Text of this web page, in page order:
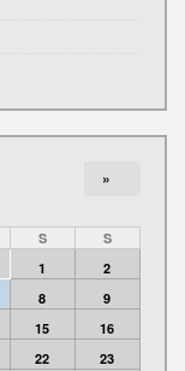
»
S
S
1
2
8
9
15
16
22
23